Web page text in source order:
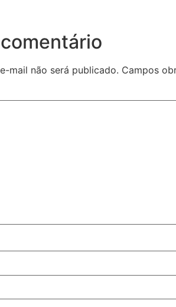
mail não será publicado. Campos